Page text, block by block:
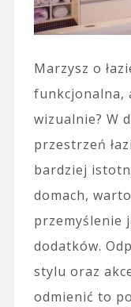
Marzysz o
funkcjonalna,
wizualnie? W
przestrzeń
bardziej
domach,
przemyślenie
dodatków.
stylu oraz
odmienić to